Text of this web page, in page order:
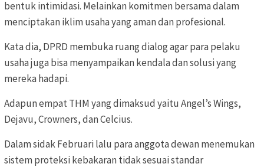
bentuk intimidasi. Melainkan komitmen bersama dalam
menciptakan iklim usaha yang aman dan profesional.
Kata dia, DPRD membuka ruang dialog agar para pelaku
usaha juga bisa menyampaikan kendala dan solusi yang
mereka hadapi.
Adapun empat THM yang dimaksud yaitu Angel’s Wings,
Dejavu, Crowners, dan Celcius.
Dalam sidak Februari lalu para anggota dewan menemukan
sistem proteksi kebakaran tidak sesuai standar